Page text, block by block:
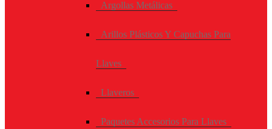
Argollas Metálicas
Arillos Plásticos Y Capuchas Para
Llaves
Llaveros
Paquetes Accesorios Para Llaves